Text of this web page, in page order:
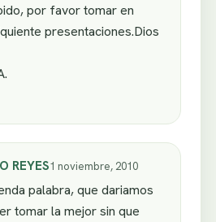
por favor tomar en
presentaciones.Dios
REYES1 noviembre, 2010
palabra, que dariamos
tomar la mejor sin que